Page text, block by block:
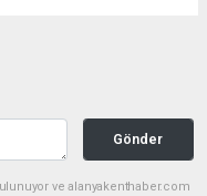
Gönder
ve alanyakenthaber.com